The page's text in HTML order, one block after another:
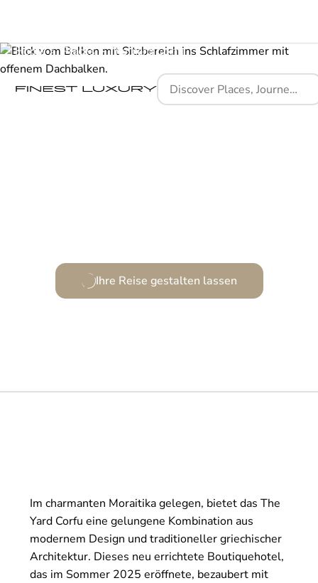
Home Places The Yard Corfu
Ihre Reise gestalten lassen
Im charmanten Moraitika gelegen, bietet das The
Yard Corfu eine gelungene Kombination aus
modernem Design und traditioneller griechischer
Architektur. Dieses neu errichtete Boutiquehotel,
das im Sommer 2025 eröffnete, bezaubert mit